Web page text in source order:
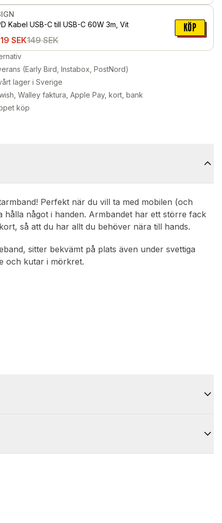
Kabel USB-C till USB-C 60W 3m, Vit
SEK149 SEK
KÖP
(Early Bird, Instabox, PostNord)
lager i Sverige
Walley faktura, Apple Pay, kort, bank
köp
Perfekt när du vill ta med mobilen (och
något i handen. Armbandet har ett större fack
så att du har allt du behöver nära till hands.
sitter bekvämt på plats även under svettiga
och kutar i mörkret.